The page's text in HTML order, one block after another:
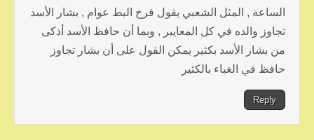
الساعة , المثل الشعبي يقول فرخ البط عوام , بشار الأسد
تجاوز والده في كل المعايير , وبما أن حافظ الأسد أذكى
من بشار الأسد بكثير يمكن القول على أن بشار تجاوز
حافظ في الغباء بالكثير
Reply